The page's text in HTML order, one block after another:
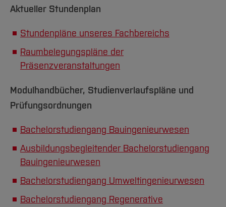
Aktueller Stundenplan
Stundenpläne unseres Fachbereichs
Raumbelegungspläne der
Präsenzveranstaltungen
Modulhandbücher, Studienverlaufspläne und
Prüfungsordnungen
Bachelorstudiengang Bauingenieurwesen
Ausbildungsbegleitender Bachelorstudiengang
Bauingenieurwesen
Bachelorstudiengang Umweltingenieurwesen
Bachelorstudiengang Regenerative